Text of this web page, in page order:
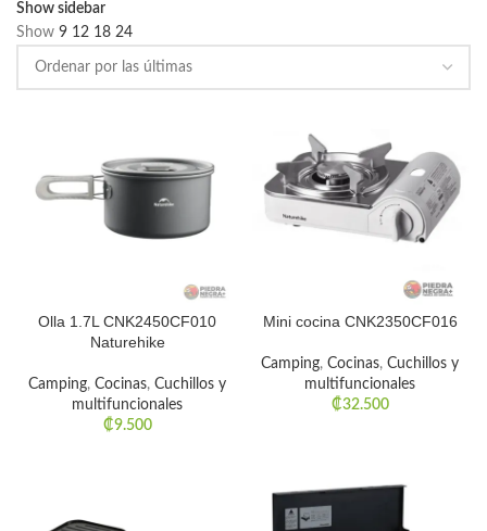
Show sidebar
Show 9 12 18 24
Olla 1.7L CNK2450CF010
Naturehike
Camping, Cocinas, Cuchillos y
multifuncionales
₡9.500
Mini cocina CNK2350CF016
Camping, Cocinas, Cuchillos y
multifuncionales
₡32.500